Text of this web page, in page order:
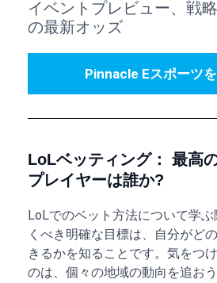
イベントプレビュー、戦
の最新オッズ
Pinnacle Eスポーツ
LoLベッティング： 最高
プレイヤーは誰か?
LoLでのベット方法について学
くべき明確な目標は、自分がど
きるかを知ることです。気をつ
のは、個々の地域の動向を追お